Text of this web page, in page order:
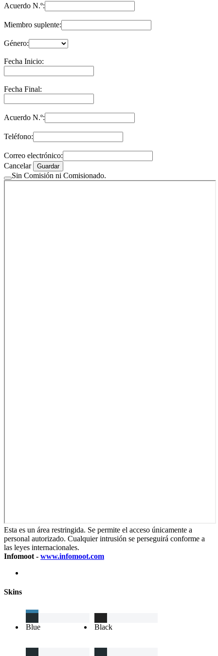
Acuerdo N.º:
Miembro suplente:
Género:
Fecha Inicio:
Fecha Final:
Acuerdo N.º:
Teléfono:
Correo electrónico:
Cancelar
Guardar
Sin Comisión ni Comisionado.
Esta es un área restringida. Se permite el acceso únicamente a
personal autorizado. Cualquier intrusión se perseguirá conforme a
las leyes internacionales.
Infomoot - www.infomoot.com
Skins
Blue Black